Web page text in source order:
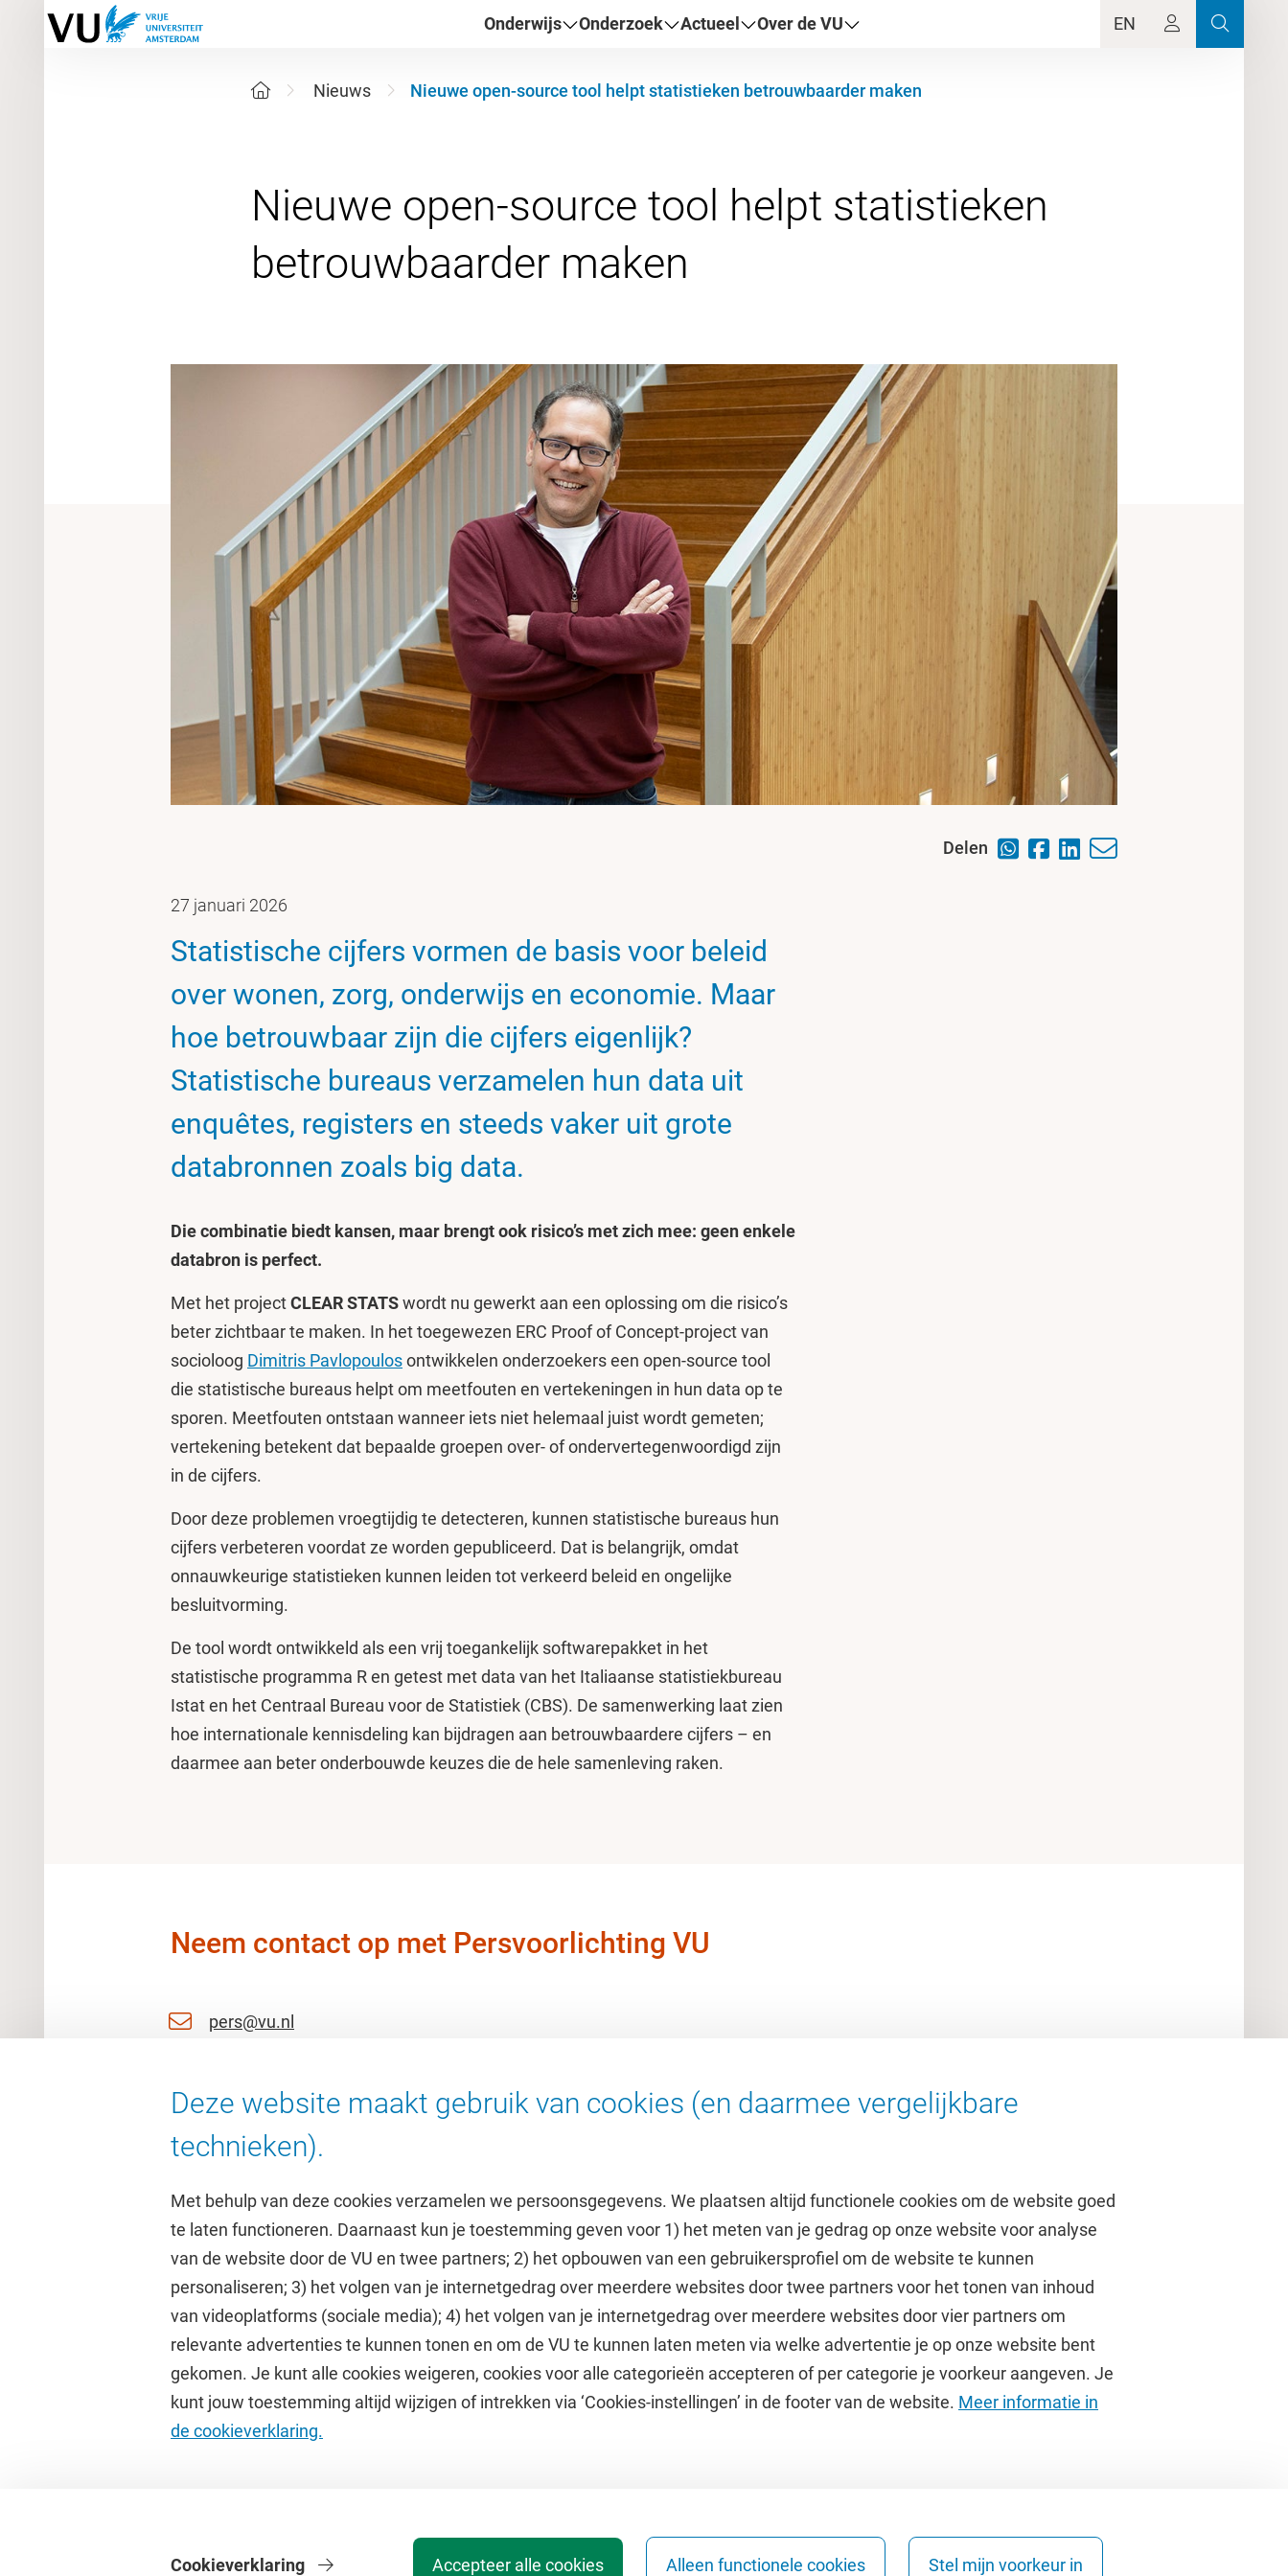
Onderwijs Onderzoek Actueel Over de VU EN
Nieuws Nieuwe open-source tool helpt statistieken betrouwbaarder maken
Nieuwe open-source tool helpt statistieken
Delen
27 januari 2026
Statistische cijfers vormen de basis voor beleid
over wonen, zorg, onderwijs en economie. Maar
hoe betrouwbaar zijn die cijfers eigenlijk?
Statistische bureaus verzamelen hun data uit
enquêtes, registers en steeds vaker uit grote
databronnen zoals big data.
Die combinatie biedt kansen, maar brengt ook risico’s met zich mee: geen enkele
databron is perfect.
Met het projectCLEAR STATSwordt nu gewerkt aan een oplossing om die risico’s
beter zichtbaar te maken. In het toegewezen ERC Proof of Concept-project van
socioloog Dimitris Pavlopoulosontwikkelen onderzoekers een open-source tool
die statistische bureaus helpt om meetfouten en vertekeningen in hun data op te
sporen. Meetfouten ontstaan wanneer iets niet helemaal juist wordt gemeten;
vertekening betekent dat bepaalde groepen over- of ondervertegenwoordigd zijn
in de cijfers.
Door deze problemen vroegtijdig te detecteren, kunnen statistische bureaus hun
cijfers verbeteren voordat ze worden gepubliceerd. Dat is belangrijk, omdat
onnauwkeurige statistieken kunnen leiden tot verkeerd beleid en ongelijke
besluitvorming.
De tool wordt ontwikkeld als een vrij toegankelijk softwarepakket in het
statistische programma R en getest met data van het Italiaanse statistiekbureau
Istat en het Centraal Bureau voor de Statistiek (CBS). De samenwerking laat zien
hoe internationale kennisdeling kan bijdragen aan betrouwbaardere cijfers – en
daarmee aan beter onderbouwde keuzes die de hele samenleving raken.
Neem contact op met Persvoorlichting VU
pers@vu.nl
06 25763092
Deze website maakt gebruik van cookies (en daarmee vergelijkbare
technieken).
Met behulp van deze cookies verzamelen we persoonsgegevens. We plaatsen altijd functionele cookies om de website goed
te laten functioneren. Daarnaast kun je toestemming geven voor 1) het meten van je gedrag op onze website voor analyse
van de website door de VU en twee partners; 2) het opbouwen van een gebruikersprofiel om de website te kunnen
personaliseren; 3) het volgen van je internetgedrag over meerdere websites door twee partners voor het tonen van inhoud
van videoplatforms (sociale media); 4) het volgen van je internetgedrag over meerdere websites door vier partners om
relevante advertenties te kunnen tonen en om de VU te kunnen laten meten via welke advertentie je op onze website bent
gekomen. Je kunt alle cookies weigeren, cookies voor alle categorieën accepteren of per categorie je voorkeur aangeven. Je
kunt jouw toestemming altijd wijzigen of intrekken via ‘Cookies-instellingen’ in de footer van de website. Meer informatie in
de cookieverklaring.
Accepteer alle cookies Alleen functionele cookies Stel mijn voorkeur in
Cookieverklaring
Direct naar
Cultuur op de campus
Universiteitsbibliotheek
Studie
Academische jaarkalender
Studiegids
Uitgelicht
Doneer aan het VUfonds
VU Magazine
Over de VU
Contact en route
Werken bij de VU